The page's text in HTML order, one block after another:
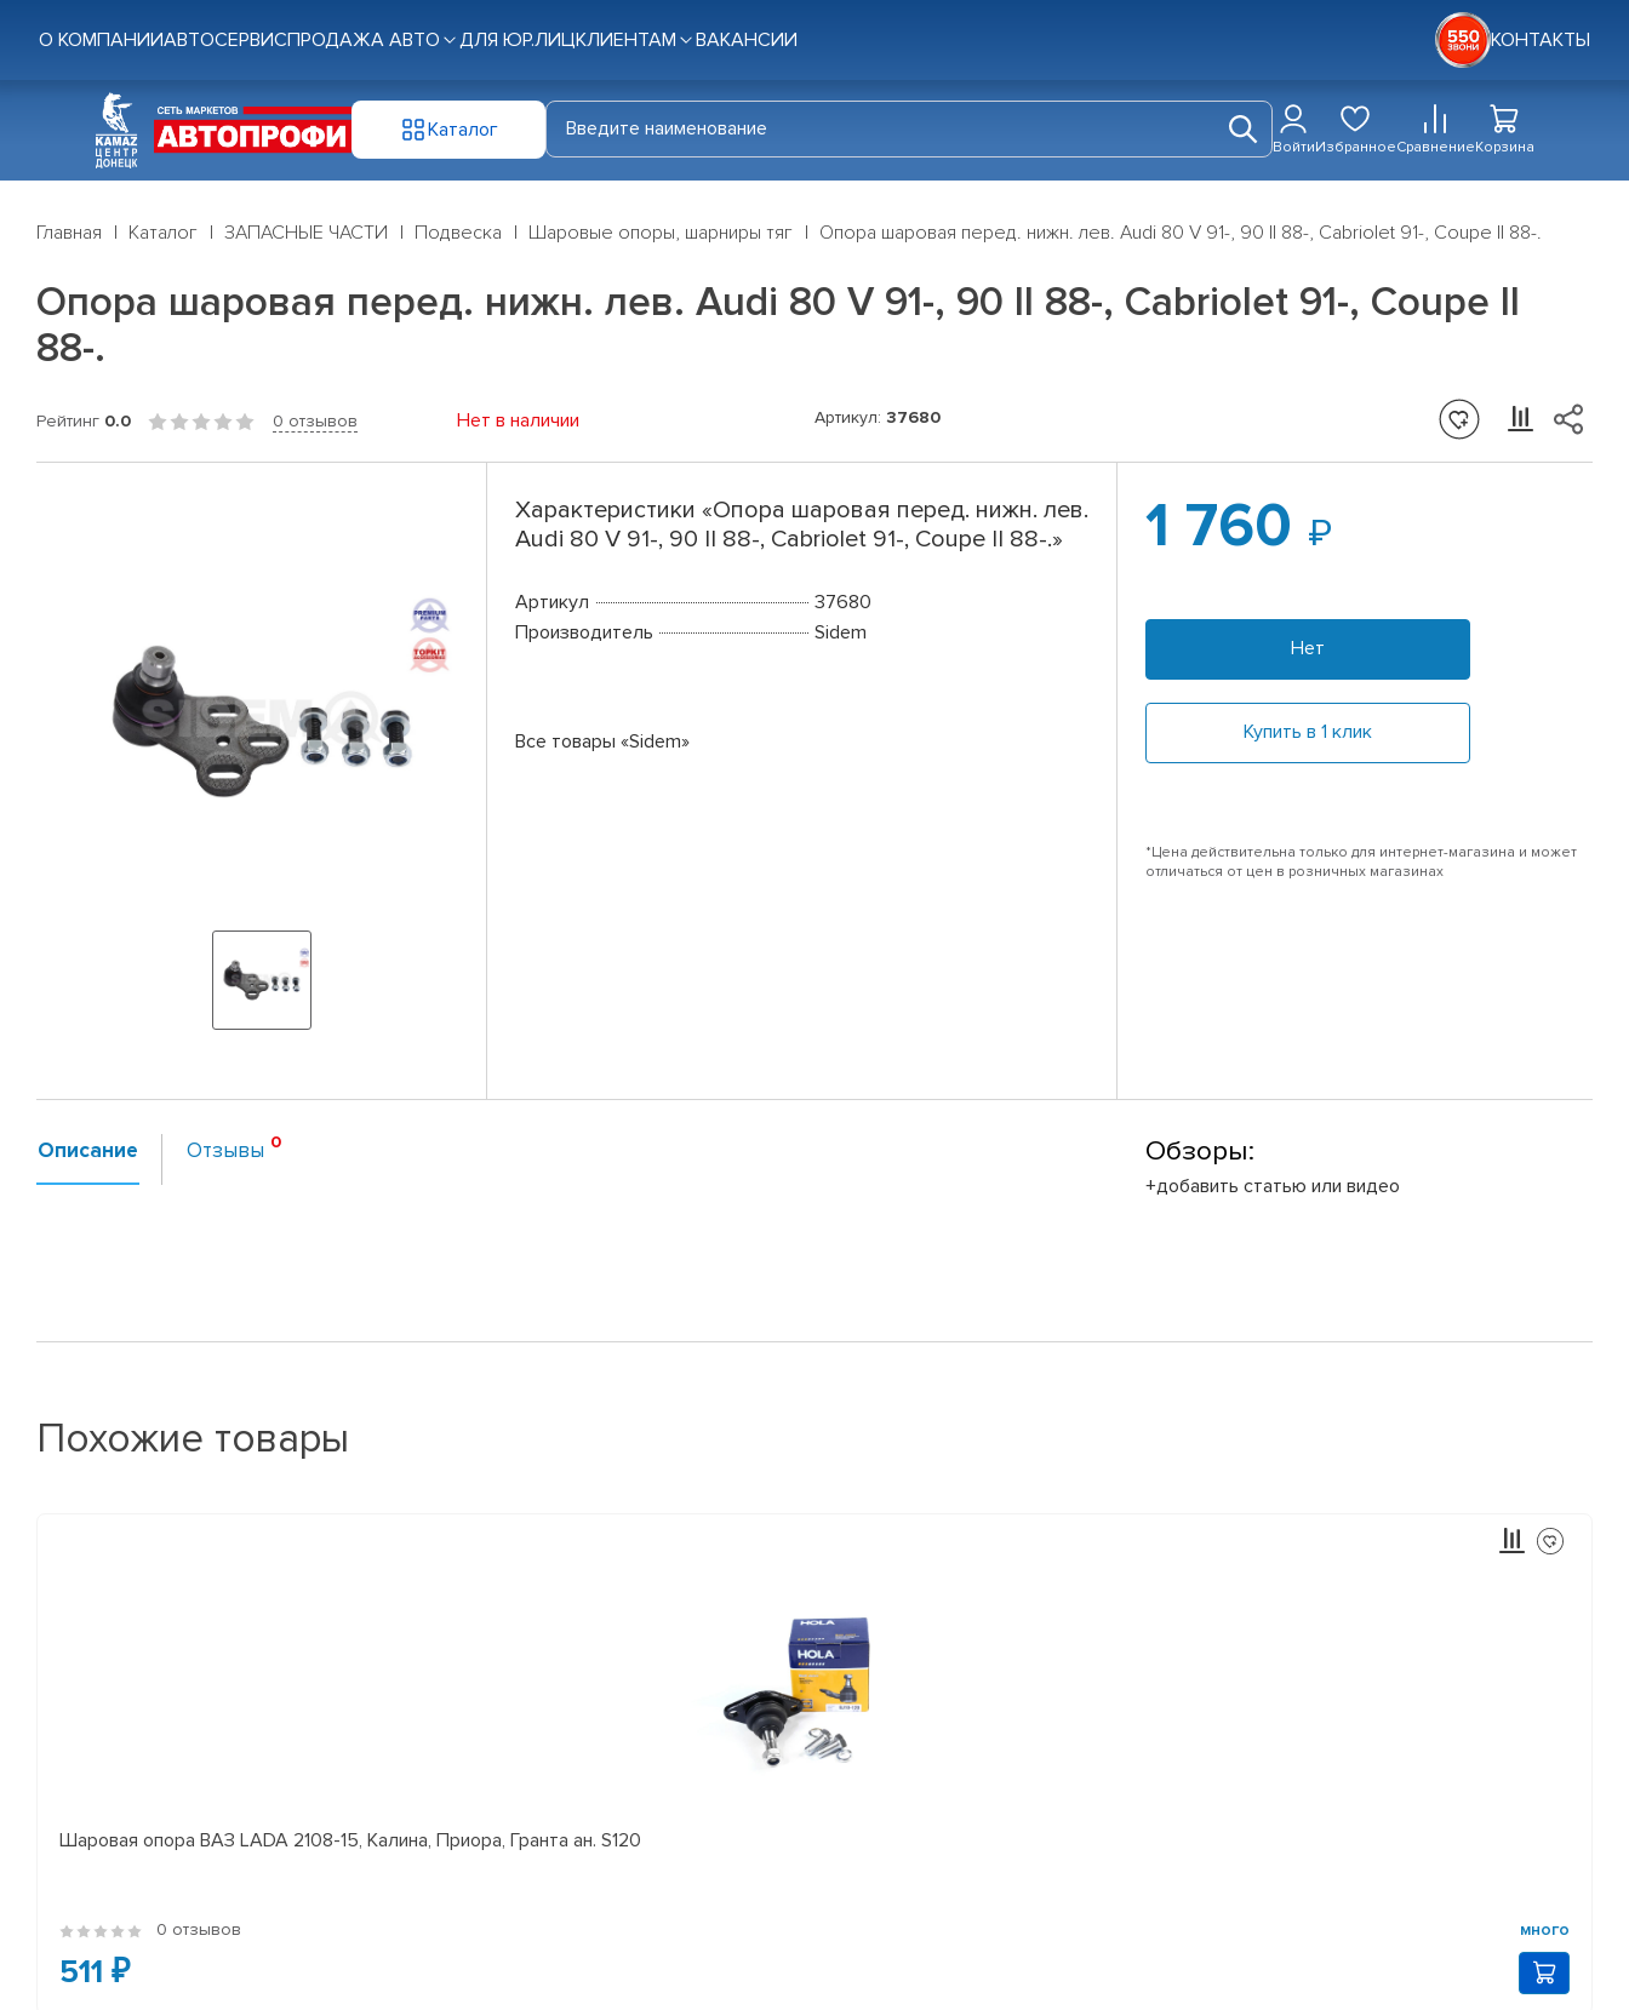
О КОМПАНИИАВТОСЕРВИСПРОДАЖА АВТО ДЛЯ ЮР.ЛИЦКЛИЕНТАМ ВАКАНСИИ КОНТАКТЫ
Каталог
ВойтиИзбранноеСравнениеКорзина
Главная Каталог ЗАПАСНЫЕ ЧАСТИ Подвеска Шаровые опоры, шарниры тяг Опора шаровая перед. нижн. лев. Audi 80 V 91-, 90 II 88-, Cabriolet 91-, Coupe II 88-.
Опора шаровая перед. нижн. лев. Audi 80 V 91-, 90 II 88-, Cabriolet 91-, Coupe II
88-.
Рейтинг 0.0 0 отзывов Нет в наличии Артикул: 37680
Характеристики «Опора шаровая перед. нижн. лев.
Audi 80 V 91-, 90 II 88-, Cabriolet 91-, Coupe II 88-.»
Артикул
37680
Производитель
Sidem
Все товары «Sidem»
1 760
Нет
Купить в 1 клик
*Цена действительна только для интернет-магазина и может
отличаться от цен в розничных магазинах
Описание Отзывы Обзоры:
+добавить статью или видео
Похожие товары
Шаровая опора ВАЗ LADA 2108-15, Калина, Приора, Гранта ан. S120
0 отзывов много
511 ₽